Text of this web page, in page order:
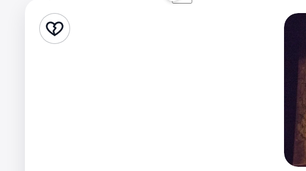
Стендап